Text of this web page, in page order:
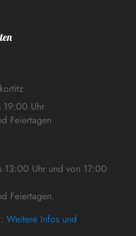
19:00 Uhr
Feiertagen
13:00 Uhr und von 17:00
Feiertagen.
Weitere Infos und